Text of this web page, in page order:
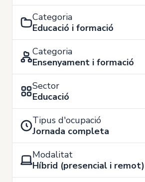
Categoria
Educació i formació
Categoria
Ensenyament i formació
Sector
Educació
Tipus d'ocupació
Jornada completa
Modalitat
Híbrid (presencial i remot)